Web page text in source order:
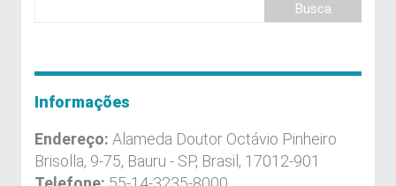
Informações
Endereço: Alameda Doutor Octávio Pinheiro
Brisolla, 9-75, Bauru - SP, Brasil, 17012-901